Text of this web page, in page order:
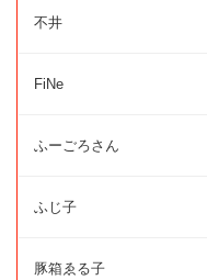
不井
FiNe
ふーごろさん
ふじ子
豚箱ゑる子